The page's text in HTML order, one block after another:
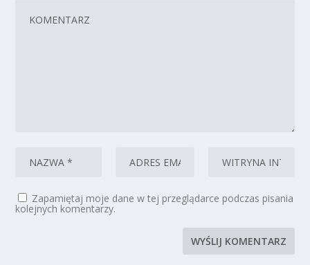
Zapamiętaj moje dane w tej przeglądarce podczas pisania
kolejnych komentarzy.